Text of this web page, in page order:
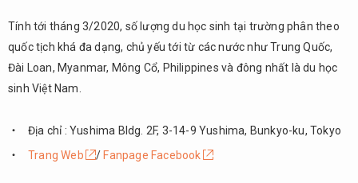
Tính tới tháng 3/2020, số lượng du học sinh tại trường phân theo
quốc tịch khá đa dạng, chủ yếu tới từ các nước như Trung Quốc,
Đài Loan, Myanmar, Mông Cổ, Philippines và đông nhất là du học
sinh Việt Nam.
Địa chỉ : Yushima Bldg. 2F, 3-14-9 Yushima, Bunkyo-ku, Tokyo
Trang Web
/ Fanpage Facebook